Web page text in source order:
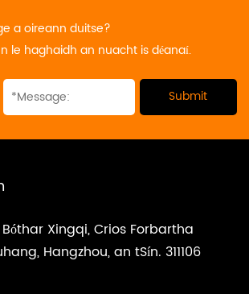
a oireann duitse?
le haghaidh an nuacht is déanaí.
Xingqi, Crios Forbartha
Hangzhou, an tSín. 311106